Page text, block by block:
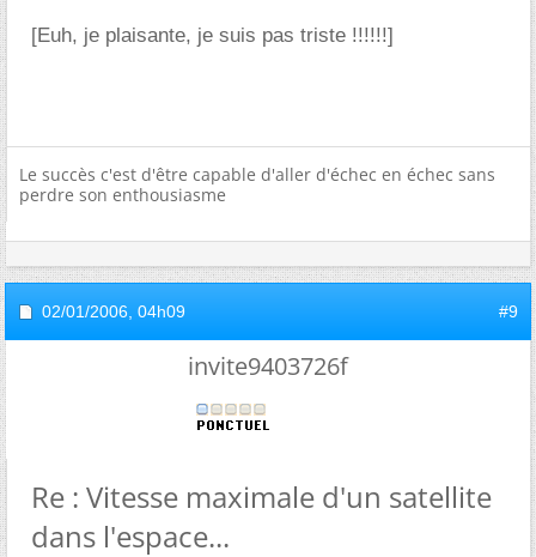
[Euh, je plaisante, je suis pas triste !!!!!!]
Le succès c'est d'être capable d'aller d'échec en échec sans
perdre son enthousiasme
02/01/2006, 04h09 #9
invite9403726f
Re : Vitesse maximale d'un satellite
dans l'espace...